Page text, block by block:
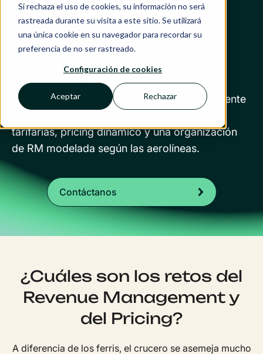
Si rechaza el uso de cookies, su información no será
rastreada durante su visita a este sitio. Se utilizará
una única cookie en su navegador para recordar su
preferencia de no ser rastreado.
Configuración de cookies
Aceptar Rechazar
Crucero
Sector pionero en la adopción del Revenue
Management, el crucero se inspira ampliamente
tarifarias, pricing dinámico y una organización
de RM modelada según las aerolíneas.
Contáctanos
¿Cuáles son los retos del
Revenue Management y
del Pricing?
A diferencia de los ferris, el crucero se asemeja mucho